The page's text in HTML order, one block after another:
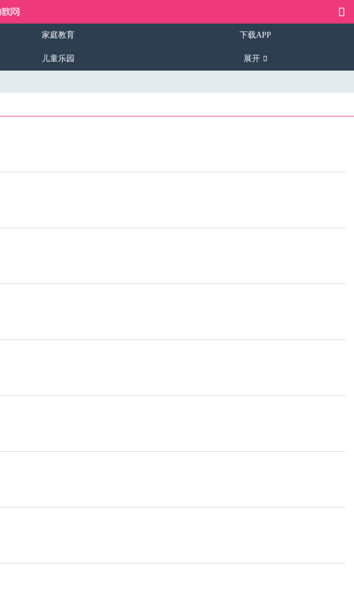
家庭教育 下载APP
儿童乐园 展开